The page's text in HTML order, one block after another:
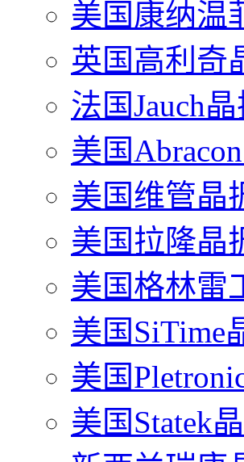
美国康纳温
英国高利奇
法国Jauch
美国
美国维管晶
美国拉隆晶
美国格林雷
美国SiTime
美国
美国Statek